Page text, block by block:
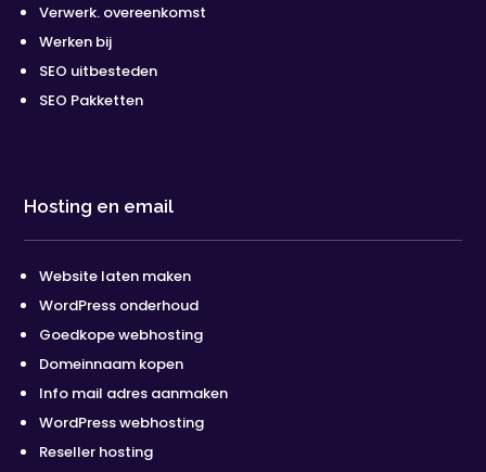
Verwerk. overeenkomst
Werken bij
SEO uitbesteden
SEO Pakketten
Hosting en email
Website laten maken
WordPress onderhoud
Goedkope webhosting
Domeinnaam kopen
Info mail adres aanmaken
WordPress webhosting
Reseller hosting